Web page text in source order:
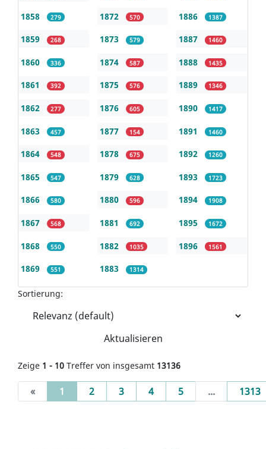
1858 279
1859 268
1860 336
1861 392
1862 277
1863 457
1864 548
1865 547
1866 580
1867 568
1868 550
1869 551
1872 570
1873 579
1874 587
1875 576
1876 605
1877 154
1878 675
1879 628
1880 596
1881 692
1882 1035
1883 1314
1886 1387
1887 1460
1888 1435
1889 1346
1890 1417
1891 1460
1892 1260
1893 1723
1894 1908
1895 1672
1896 1561
Sortierung:
Aktualisieren
Zeige 1 - 10 Treffer von insgesamt 13136
« 1 (current)
2 3 4 5 ... 1313